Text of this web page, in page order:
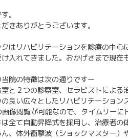
。
きありがとうございます。
はリハビリテーションを診療の中
入れてきました。おかげさまで現在
院の特徴は次の通りですー
と２つの診察室、セラピストによる
良い広々としたリハビリテーション
像閲覧が可能なので、タイムリーに
全て自動昇降式を採用し、治療者の
、体外衝撃波（ショックマスター）